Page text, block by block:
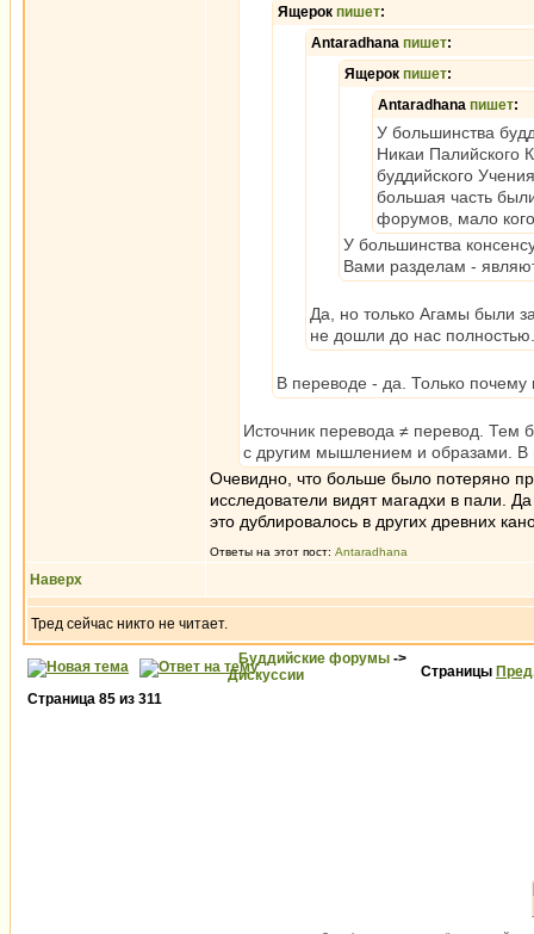
Ящерок пишет:
Antaradhana пишет:
Ящерок пишет:
Antaradhana пишет:
У большинства
Никаи Палийского
буддийского
большая часть
форумов, мало
У большинства
Вами разделам -
Да, но только Агамы были
не дошли до нас полностью.
В переводе - да. Только почему
Источник перевода ≠ перевод. Тем
с другим мышлением и образами. В
Очевидно, что больше было потеряно
исследователи видят магадхи в пали.
это дублировалось в других древних
Ответы на этот пост: Antaradhana
Наверх
Тред сейчас никто не читает.
Буддийские форумы ->
Дискуссии
Страницы
Страница 85 из 311